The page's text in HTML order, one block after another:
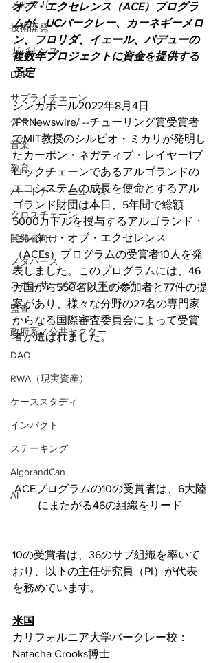
メルマガ
技術開発
ガバナンス
DeFi
サプライチェーン
ゲーム
音楽
教育
パートナー・ニュース
クロスチェーン
開発者向け
メタバース
スポンサー／ファンディング
監査
政府系／公共セクター
DAO
RWA（現実資産）
ケーススタディ
インパクト
ステーキング
AlgorandCan
AI
オブ・エクセレンス（ACE）プログラ
ムが、UCバークレー、カーネギーメロ
ン、フロリダ、イェール、パデューの
複数年プロジェクトに資金を提供する
予定
シンガポール2022年8月4日
/PRNewswire/ --チューリング賞受賞者
でMIT教授のシルビオ・ミカリが発明し
たカーボン・ネガティブ・レイヤー1ブ
ロックチェーンであるアルゴランドの
エコシステムの成長を使命とするアル
ゴランド財団は本日、5年間で総額
5000万ドルを授与するアルゴランド・
センター・オブ・エクセレンス
（ACEs）プログラムの受賞者10人を発
表しました。このプログラムには、46
カ国から550名以上の参加者と77件の提
案があり、様々な分野の27名の専門家
からなる国際審査委員会によって受賞
者が選ばれました。
ACEプログラムの10の受賞者は、6大陸
にまたがる46の組織をリード
10の受賞者は、36のサブ組織を率いて
おり、以下の主任研究員（PI）が代表
を務めています。
米国
カリフォルニア大学バークレー校：
Natacha Crooks博士